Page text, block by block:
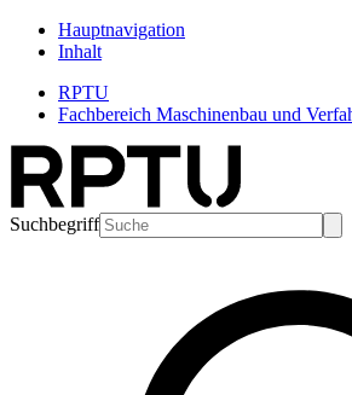
Hauptnavigation
Inhalt
RPTU
Fachbereich Maschinenbau und
Suchbegriff